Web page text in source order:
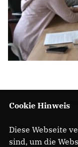
Cookie Hinweis
Diese Webseite
sind, um die